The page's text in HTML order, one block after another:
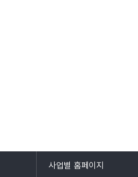
사업별 홈페이지
목록